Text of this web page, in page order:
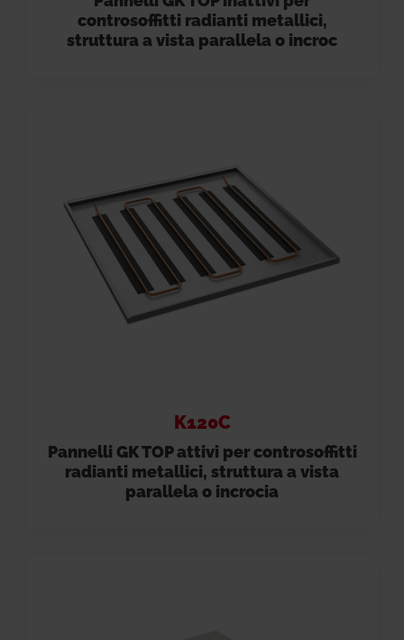
controsoffitti radianti metallici,
struttura a vista parallela o incroc
K120C
Pannelli GK TOP attivi per controsoffitti
radianti metallici, struttura a vista
parallela o incrocia